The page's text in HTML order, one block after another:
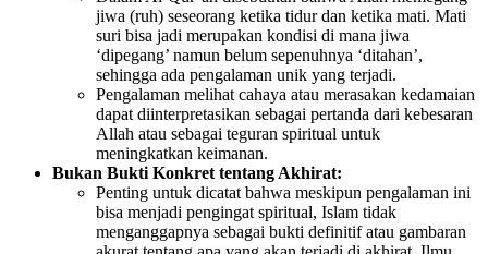
jiwa (ruh) seseorang ketika tidur dan ketika mati. Mati
suri bisa jadi merupakan kondisi di mana jiwa
‘dipegang’ namun belum sepenuhnya ‘ditahan’,
sehingga ada pengalaman unik yang terjadi.
Pengalaman melihat cahaya atau merasakan kedamaian
dapat diinterpretasikan sebagai pertanda dari kebesaran
Allah atau sebagai teguran spiritual untuk
meningkatkan keimanan.
Bukan Bukti Konkret tentang Akhirat:
Penting untuk dicatat bahwa meskipun pengalaman ini
bisa menjadi pengingat spiritual, Islam tidak
menganggapnya sebagai bukti definitif atau gambaran